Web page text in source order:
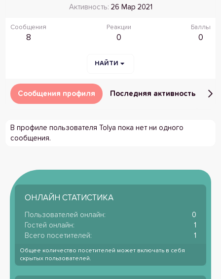
Активность 26 Мар 2021
Сообщения
8
Реакции
0
Баллы
0
НАЙТИ
Сообщения профиля Последняя активность
В профиле пользователя Tolya пока нет ни одного
сообщения.
ОНЛАЙН СТАТИСТИКА
Пользователей онлайн
0
Гостей онлайн
1
Всего посетителей
1
Общее количество посетителей может включать в себя
скрытых пользователей.